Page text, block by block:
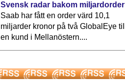
Svensk radar bakom miljardorder
Saab har fått en order värd 10,1
miljarder kronor på två GlobalEye till
en kund i Mellanöstern....